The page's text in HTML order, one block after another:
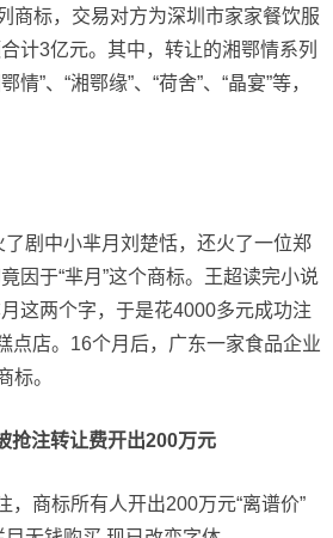
商标，交易对方为深圳市家家餐饮服
计3亿元。其中，转让的湘鄂情系列
”、“湘鄂缘”、“荷舍”、“晶宴”等，
剧中小芈月刘楚恬，还火了一位郑
因于“芈月”这个商标。王超读完小说
这两个字，于是花4000多元成功注
点店。16个月后，广东一家食品企业
标。
抢注转让费开出200万元
，商标所有人开出200万元“离谱价”